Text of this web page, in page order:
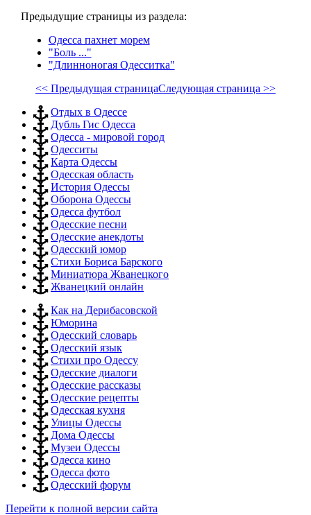
Предыдущие страницы из раздела:
Одесса пахнет морем
"Боль ..."
"Длинноногая Одесситка"
<< Предыдущая страницаСледующая страница >>
Отдых в Одессе
Дубль Гис Одесса
Одесса - мировой город
Одесситы
Карта Одессы
Одесская область
История Одессы
Оборона Одессы
Одесса футбол
Одесские песни
Одесские анекдоты
Одесский юмор
Стихи Бориса Барского
Миниатюра Жванецкого
Жванецкий онлайн
Как на Дерибасовской
Юморина
Одесский словарь
Одесский язык
Стихи про Одессу
Одесские диалоги
Одесские рассказы
Одесские рецепты
Одесская кухня
Улицы Одессы
Дома Одессы
Музеи Одессы
Одесса кино
Одесса фото
Одесский форум
Перейти к полной версии сайта